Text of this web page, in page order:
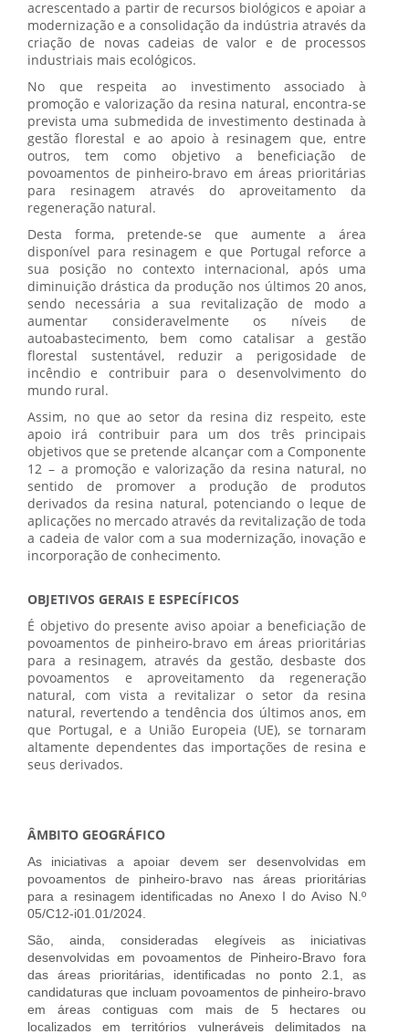
acrescentado a partir de recursos biológicos e apoiar a
modernização e a consolidação da indústria através da
criação de novas cadeias de valor e de processos
industriais mais ecológicos.
No que respeita ao investimento associado à
promoção e valorização da resina natural, encontra-se
prevista uma submedida de investimento destinada à
gestão florestal e ao apoio à resinagem que, entre
outros, tem como objetivo a beneficiação de
povoamentos de pinheiro-bravo em áreas prioritárias
para resinagem através do aproveitamento da
regeneração natural.
Desta forma, pretende-se que aumente a área
disponível para resinagem e que Portugal reforce a
sua posição no contexto internacional, após uma
diminuição drástica da produção nos últimos 20 anos,
sendo necessária a sua revitalização de modo a
aumentar consideravelmente os níveis de
autoabastecimento, bem como catalisar a gestão
florestal sustentável, reduzir a perigosidade de
incêndio e contribuir para o desenvolvimento do
mundo rural.
Assim, no que ao setor da resina diz respeito, este
apoio irá contribuir para um dos três principais
objetivos que se pretende alcançar com a Componente
12 – a promoção e valorização da resina natural, no
sentido de promover a produção de produtos
derivados da resina natural, potenciando o leque de
aplicações no mercado através da revitalização de toda
a cadeia de valor com a sua modernização, inovação e
incorporação de conhecimento.
OBJETIVOS GERAIS E ESPECÍFICOS
É objetivo do presente aviso apoiar a beneficiação de
povoamentos de pinheiro-bravo em áreas prioritárias
para a resinagem, através da gestão, desbaste dos
povoamentos e aproveitamento da regeneração
natural, com vista a revitalizar o setor da resina
natural, revertendo a tendência dos últimos anos, em
que Portugal, e a União Europeia (UE), se tornaram
altamente dependentes das importações de resina e
seus derivados.
ÂMBITO GEOGRÁFICO
As iniciativas a apoiar devem ser desenvolvidas em
povoamentos de pinheiro-bravo nas áreas prioritárias
para a resinagem identificadas no Anexo I do Aviso N.º
05/C12-i01.01/2024.
São, ainda, consideradas elegíveis as iniciativas
desenvolvidas em povoamentos de Pinheiro-Bravo fora
das áreas prioritárias, identificadas no ponto 2.1, as
candidaturas que incluam povoamentos de pinheiro-bravo
em áreas contiguas com mais de 5 hectares ou
localizados em territórios vulneráveis delimitados na